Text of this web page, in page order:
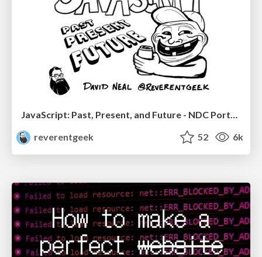
reverentgeek
52 6k